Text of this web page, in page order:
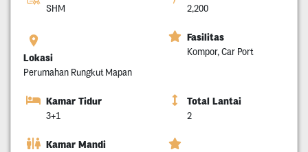
SHM 2,200
Lokasi
Perumahan Rungkut Mapan
Fasilitas
Kompor, Car Port
Kamar Tidur
3+1
Total Lantai
2
Kamar Mandi